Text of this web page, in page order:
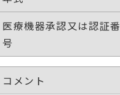
医療機器承認又は認証番
号
コメント